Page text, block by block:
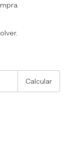
Calcular